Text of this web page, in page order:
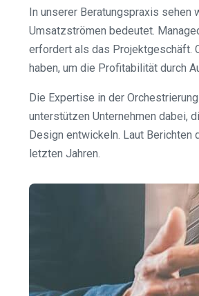
In unserer Beratungspraxis
Umsatzströmen bedeutet.
erfordert als das Projektgeschäft.
haben, um die Profitabilität durch
Die Expertise in der
unterstützen Unternehmen dabei,
Design entwickeln. Laut Berichten
letzten Jahren.